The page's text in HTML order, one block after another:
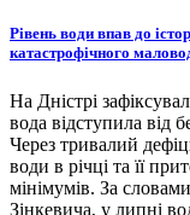
Рівень води впав до
катастрофічного
На Дністрі
вода відступила від
Через тривалий
води в річці та її
мінімумів. За
Зінкевича, у липні